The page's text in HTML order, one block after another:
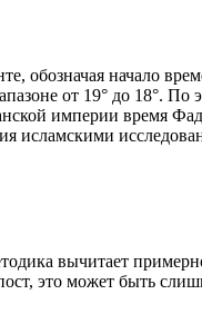
обозначая начало
от 19° до 18°.
империи время
исламскими
вычитает
это может быть